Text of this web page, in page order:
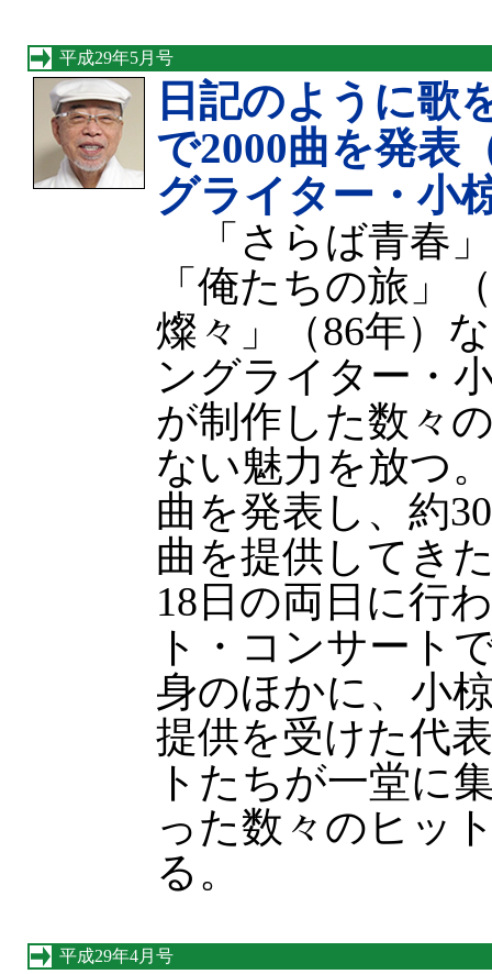
平成29年5月号
日記のように歌
で2000曲を発表
グライター・小
「さらば青春
「俺たちの旅」
燦々」（86年）
ングライター・
が制作した数々
ない魅力を放つ
曲を発表し、約
曲を提供してき
18日の両日に行
ト・コンサート
身のほかに、小
提供を受けた代
トたちが一堂に
った数々のヒッ
る。
平成29年4月号